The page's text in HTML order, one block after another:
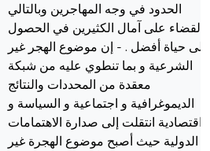
الحدود في وجه المهاجرين وبالتالي
القضاء على آمال الكثيرين في الحصول
على حياة أفضل . - إن موضوع الهجر غير
الشرعية و بما تنطوي عليه من شبكة
معقدة من المحددات والنتائج
الديموغرافية و اجتماعية و السياسة و
اقتصادية انتقلت إلى صدارة الاهتمامات
الدولية حيث أصبح موضوع الهجرة غير